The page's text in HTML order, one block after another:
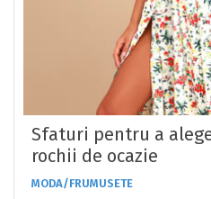
Sfaturi pentru a
rochii de ocazie
MODA/FRUMUSETE